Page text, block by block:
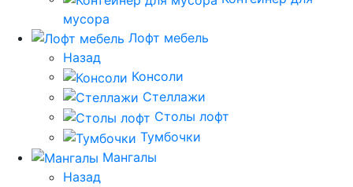
мусора
Лофт мебель
Назад
Консоли
Стеллажи
Столы лофт
Тумбочки
Мангалы
Назад